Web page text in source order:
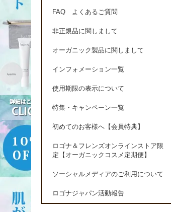
FAQ よくあるご質問
非正規品に関しまして
オーガニック製品に関しまして
インフォメーション一覧
使用期限の表示について
特集・キャンペーン一覧
初めてのお客様へ【会員特典】
ロゴナ＆フレンズオンラインストア限
定【オーガニックコスメ定期便】
ソーシャルメディアのご利用について
ロゴナジャパン活動報告